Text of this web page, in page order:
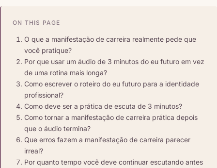
ON THIS PAGE
O que a manifestação de carreira realmente pede que
você pratique?
Por que usar um áudio de 3 minutos do eu futuro em vez
de uma rotina mais longa?
Como escrever o roteiro do eu futuro para a identidade
profissional?
Como deve ser a prática de escuta de 3 minutos?
Como tornar a manifestação de carreira prática depois
que o áudio termina?
Que erros fazem a manifestação de carreira parecer
irreal?
Por quanto tempo você deve continuar escutando antes